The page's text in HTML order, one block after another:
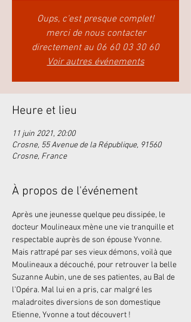
Oups, c'est presque complet!
merci de nous contacter
directement au 06 60 03 30 60
Voir autres événements
Heure et lieu
11 juin 2021, 20:00
Crosne, 55 Avenue de la République, 91560
Crosne, France
À propos de l'événement
Après une jeunesse quelque peu dissipée, le
docteur Moulineaux mène une vie tranquille et
respectable auprès de son épouse Yvonne.
Mais rattrapé par ses vieux démons, voilà que
Moulineaux a découché, pour retrouver la belle
Suzanne Aubin, une de ses patientes, au Bal de
l'Opéra. Mal lui en a pris, car malgré les
maladroites diversions de son domestique
Etienne, Yvonne a tout découvert !